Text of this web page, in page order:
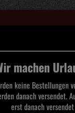
machen
keine Bestellungen
danach versendet.
erst danach versendet
SAARLAND BLACK METAL